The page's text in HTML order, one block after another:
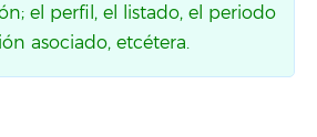
el perfil, el listado, el periodo
asociado, etcétera.